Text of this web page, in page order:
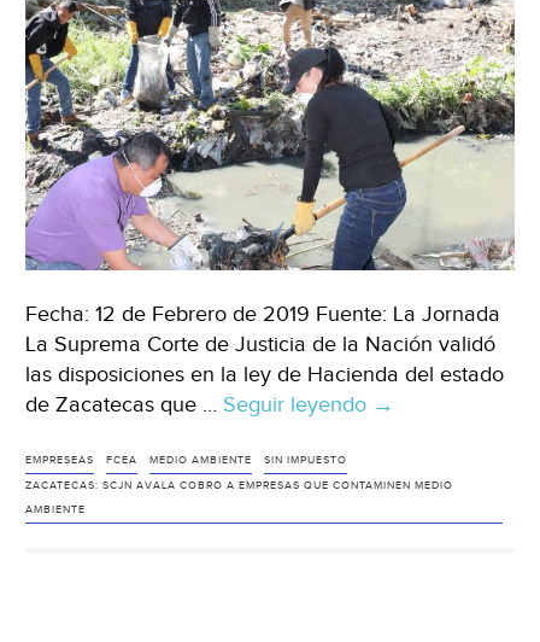
Fecha: 12 de Febrero de 2019 Fuente: La Jornada
La Suprema Corte de Justicia de la Nación validó
las disposiciones en la ley de Hacienda del estado
de Zacatecas que … Seguir leyendo Zacatecas:
cobro
a
→
EMPRESEAS FCEA MEDIO AMBIENTE
SIN IMPUESTO
ZACATECAS: SCJN AVALA COBRO A EMPRESAS QUE CONTAMINEN MEDIO
AMBIENTE